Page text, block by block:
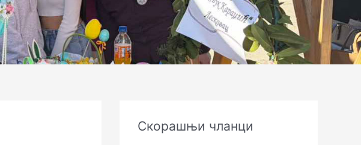
Скорашњи чланци